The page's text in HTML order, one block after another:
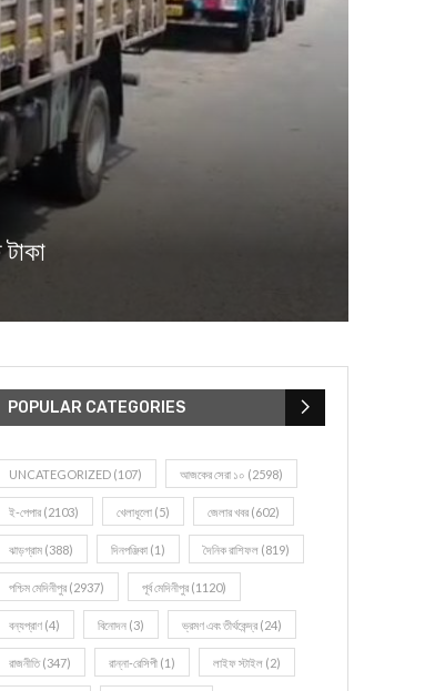
POPULAR CATEGORIES
UNCATEGORIZED (107) আজকের সেরা ১০ (2598)
ই-পেপার (2103) খেলাধূলো (5) জেলার খবর (602)
ঝাড়গ্রাম (388) দিনপঞ্জিকা (1) দৈনিক রাশিফল (819)
পশ্চিম মেদিনীপুর (2937) পূর্ব মেদিনীপুর (1120)
বন্যপ্রাণ (4) বিনোদন (3) ভ্রমণ এবং তীর্থকেন্দ্র (24)
রাজনীতি(347) রান্না-রেসিপী (1) লাইফ স্টাইল (2)